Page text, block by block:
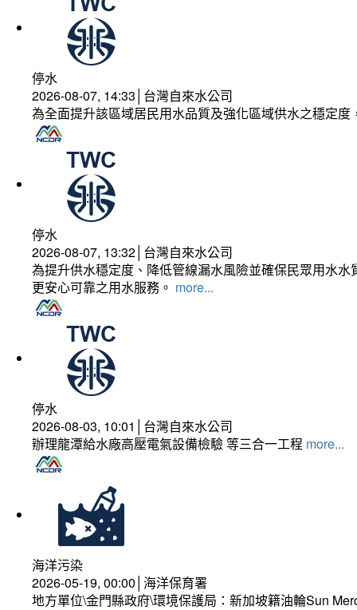
停水
2026-08-07, 14:33│台灣自來水公司
為全面提升該區域居民用水品質及強化區域供水之穩定
停水
2026-08-07, 13:32│台灣自來水公司
為提升供水穩定度、降低管線漏水風險並確保民眾用水
更安心可靠之用水服務。 more...
停水
2026-08-03, 10:01│台灣自來水公司
辦理龍潭給水廠高壓電氣設備檢驗 等三合一工程 more...
海洋污染
2026-05-19, 00:00│海洋保育署
地方單位\金門縣政府\環境保護局：新加坡籍油輪Sun